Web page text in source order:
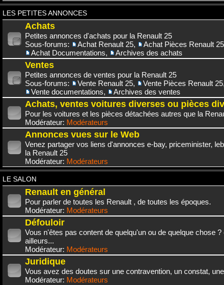
LES PETITES ANNONCES
Achats
Petites annonces d'achats pour la Renault 25
Sous-forums:
Achat Renault 25,
Achat Pièces Renault 25
Achat Documentations, Archives des achats
Ventes
Petites annonces de ventes pour la Renault 25
Sous-forums:
Vente Renault 25, Vente Pièces Renault 25
Vente documentations, Archives des ventes
Achats, ventes voitures diverses ou pièces
Pour les voitures et les pièces détachées autres que la
Modérateur: Modérateurs
Annonces vues sur le Web
Venez partager vos liens d'annonces e-bay, priceminister,
la Renault 25
Modérateur: Modérateurs
LE SALON
Renault en général
Pour parler de toutes les Renault , de toutes les époques.
Modérateur: Modérateurs
Défouloir
Vous n'êtes pas content de quelqu'un ou de quelque chose
ailleurs...
Modérateur: Modérateurs
Juridique
Vous avez des doutes sur une contravention, un constat,
Modérateur: Modérateurs